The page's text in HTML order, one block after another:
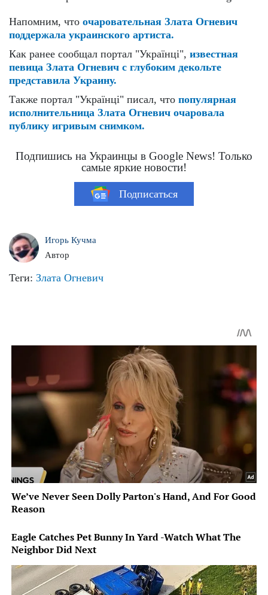
Напомним, что очаровательная Злата Огневич
поддержала украинского артиста.
Как ранее сообщал портал "Українці", известная
певица Злата Огневич с глубоким декольте
представила Украину.
Также портал "Українці" писал, что популярная
исполнительница Злата Огневич очаровала
публику игривым снимком.
Подпишись на Украинцы в Google News! Только
самые яркие новости!
Подписаться
Игорь Кучма
Автор
Теги: Злата Огневич